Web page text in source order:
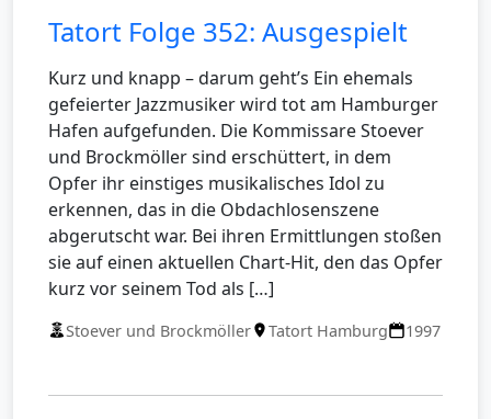
Tatort Folge 352: Ausgespielt
Kurz und knapp – darum geht’s Ein ehemals
gefeierter Jazzmusiker wird tot am Hamburger
Hafen aufgefunden. Die Kommissare Stoever
und Brockmöller sind erschüttert, in dem
Opfer ihr einstiges musikalisches Idol zu
erkennen, das in die Obdachlosenszene
abgerutscht war. Bei ihren Ermittlungen stoßen
sie auf einen aktuellen Chart-Hit, den das Opfer
kurz vor seinem Tod als […]
Stoever und Brockmöller Tatort Hamburg 1997